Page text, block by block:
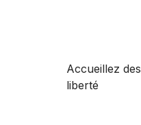
Accueillez des
liberté